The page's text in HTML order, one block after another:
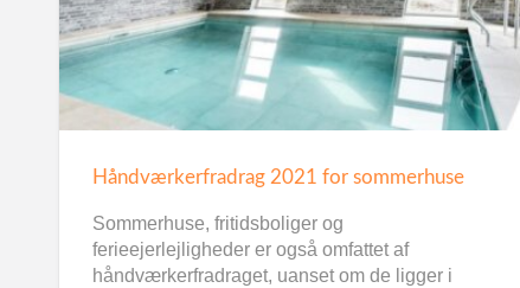
Håndværkerfradrag 2021 for sommerhuse
Sommerhuse, fritidsboliger og
ferieejerlejligheder er også omfattet af
håndværkerfradraget, uanset om de ligger i